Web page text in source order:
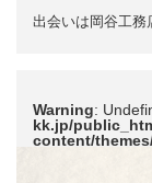
出会いは岡谷工務
Warning:
kk.jp/
content/